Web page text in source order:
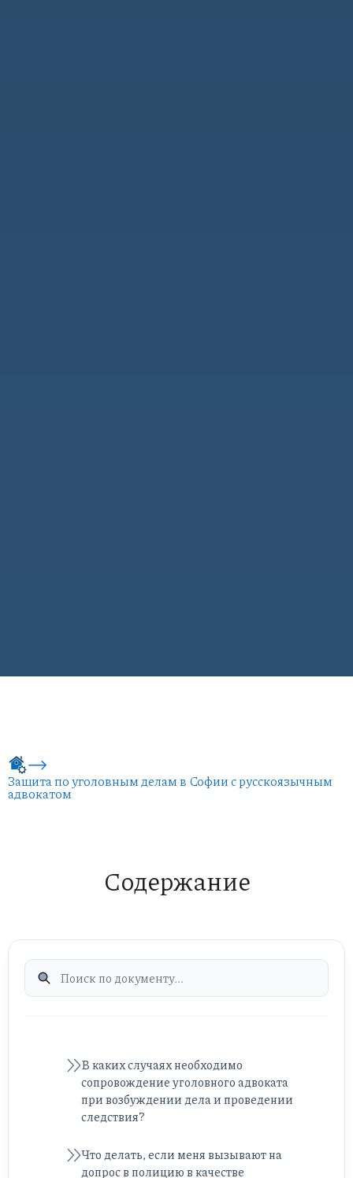
Защита по уголовным делам в Софии с русскоязычным
адвокатом
Содержание
В каких случаях необходимо
сопровождение уголовного адвоката
при возбуждении дела и проведении
следствия?
Что делать, если меня вызывают на
допрос в полицию в качестве